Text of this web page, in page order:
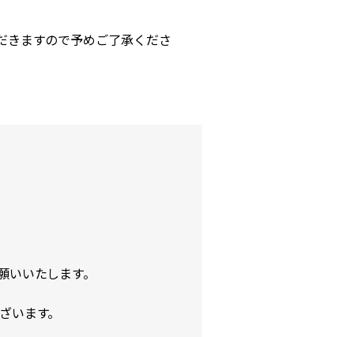
ますので予めご了承くださ
いたします。
ます。